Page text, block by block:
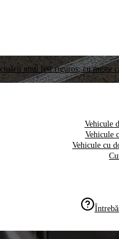
unui test riguros, cu
Vehicule
Vehicule
Vehicule cu